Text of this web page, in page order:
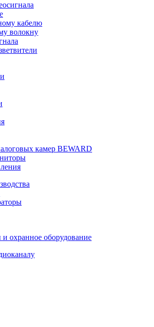
кабелю
волокну
камер BEWARD
охранное оборудование